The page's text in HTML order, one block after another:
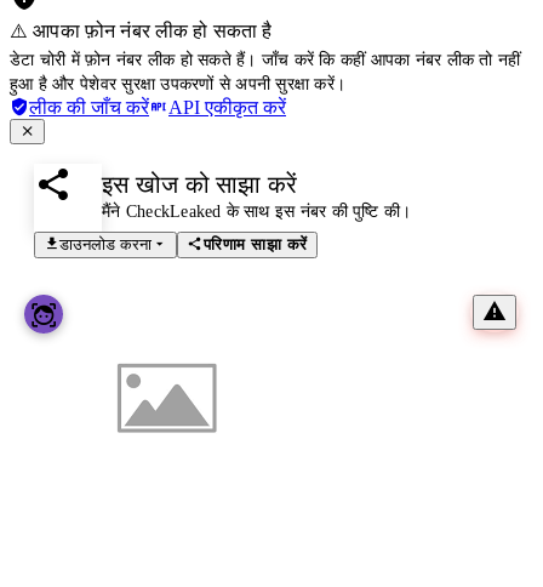
⚠️ आपका फ़ोन नंबर लीक हो सकता है
डेटा चोरी में फ़ोन नंबर लीक हो सकते हैं। जाँच करें कि कहीं आपका नंबर लीक तो नहीं
हुआ है और पेशेवर सुरक्षा उपकरणों से अपनी सुरक्षा करें।
लीक की जाँच करें API एकीकृत करें
इस खोज को साझा करें
मैंने CheckLeaked के साथ इस नंबर की पुष्टि की।
डाउनलोड करना
परिणाम साझा करें